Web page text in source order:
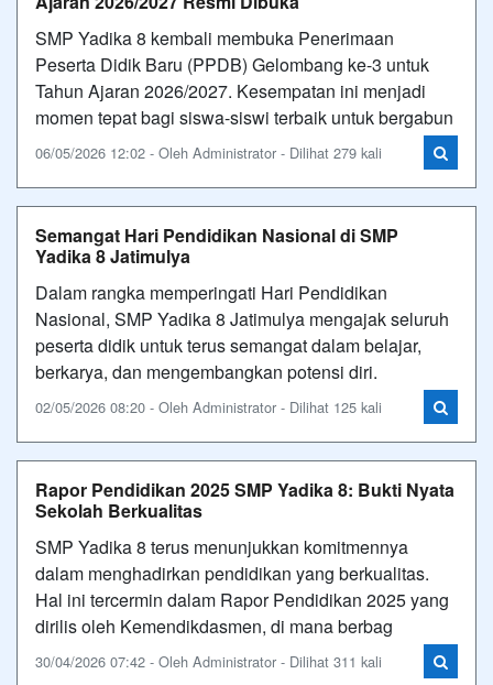
SMP Yadika 8 kembali membuka Penerimaan
Peserta Didik Baru (PPDB) Gelombang ke-3 untuk
Tahun Ajaran 2026/2027. Kesempatan ini menjadi
momen tepat bagi siswa-siswi terbaik untuk bergabun
06/05/2026 12:02 - Oleh Administrator - Dilihat 279 kali
Semangat Hari Pendidikan Nasional di SMP
Yadika 8 Jatimulya
Dalam rangka memperingati Hari Pendidikan
Nasional, SMP Yadika 8 Jatimulya mengajak seluruh
peserta didik untuk terus semangat dalam belajar,
berkarya, dan mengembangkan potensi diri.
02/05/2026 08:20 - Oleh Administrator - Dilihat 125 kali
Rapor Pendidikan 2025 SMP Yadika 8: Bukti Nyata
Sekolah Berkualitas
SMP Yadika 8 terus menunjukkan komitmennya
dalam menghadirkan pendidikan yang berkualitas.
Hal ini tercermin dalam Rapor Pendidikan 2025 yang
dirilis oleh Kemendikdasmen, di mana berbag
30/04/2026 07:42 - Oleh Administrator - Dilihat 311 kali